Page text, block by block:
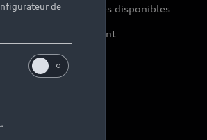
Voir nos véhicules disponibles
Offres du moment
de